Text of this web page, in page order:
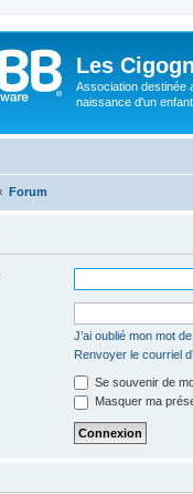
Les
Association destinée
naissance d'un
Forum
J’ai oublié mon mot
Renvoyer le courriel
Se souvenir de
Masquer ma